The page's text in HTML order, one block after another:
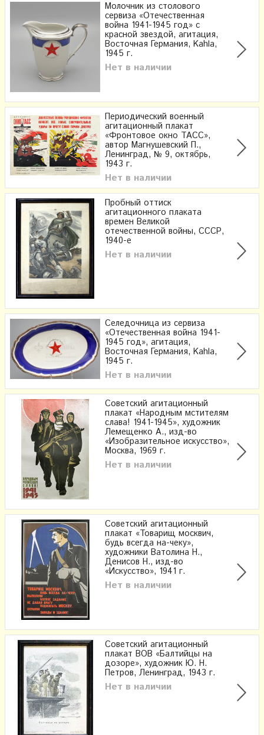
Молочник из столового
сервиза «Отечественная
война 1941-1945 год» с
красной звездой, агитация,
Восточная Германия, Kahla,
1945 г.
Нет в наличии
Периодический военный
агитационный плакат
«Фронтовое окно ТАСС»,
автор Магнушевский П.,
Ленинград, № 9, октябрь,
1943 г.
Нет в наличии
Пробный оттиск
агитационного плаката
времен Великой
отечественной войны, СССР,
1940-е
Нет в наличии
Селедочница из сервиза
«Отечественная война 1941-
1945 год», агитация,
Восточная Германия, Kahla,
1945 г.
Нет в наличии
Советский агитационный
плакат «Народным мстителям
слава! 1941-1945», художник
Лемещенко А., изд-во
«Изобразительное искусство»,
Москва, 1969 г.
Нет в наличии
Советский агитационный
плакат «Товарищ москвич,
будь всегда на-чеку»,
художники Ватолина Н.,
Денисов Н., изд-во
«Искусство», 1941 г.
Нет в наличии
Советский агитационный
плакат ВОВ «Балтийцы на
дозоре»​, художник Ю. Н.
Петров, Ленинград, 1943 г.
Нет в наличии